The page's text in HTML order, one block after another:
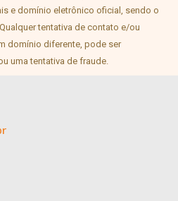
e domínio eletrônico oficial, sendo o
tentativa de contato e/ou
domínio diferente, pode ser
uma tentativa de fraude.